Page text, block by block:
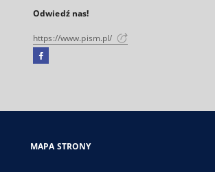
Odwiedź nas!
https://www.pism.pl/
Facebook
się
karcie
MAPA STRONY